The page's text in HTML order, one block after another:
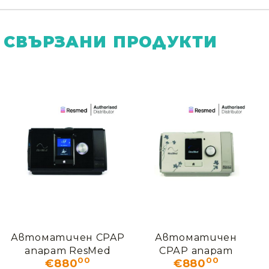
СВЪРЗАНИ ПРОДУКТИ
Автоматичен CPAP
апарат ResMed
AirSense 10 AutoSet
€88000
Автоматичен
СРАР апарат
ResMed AirSense 10
€88000